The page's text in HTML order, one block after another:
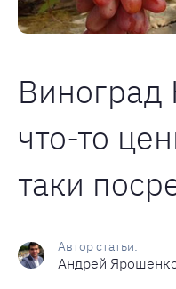
Виноград
что-то
таки
Андрей